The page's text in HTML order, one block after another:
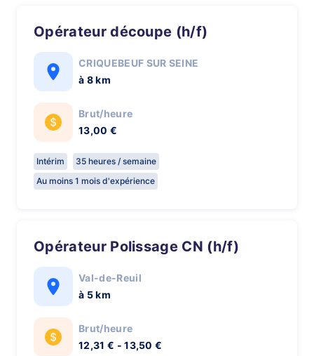
Opérateur découpe (h/f)
CRIQUEBEUF SUR SEINE
à 8 km
Brut/heure
13,00 €
Intérim
35 heures / semaine
Au moins 1 mois d'expérience
Opérateur Polissage CN (h/f)
Val-de-Reuil
à 5 km
Brut/heure
12,31 € - 13,50 €